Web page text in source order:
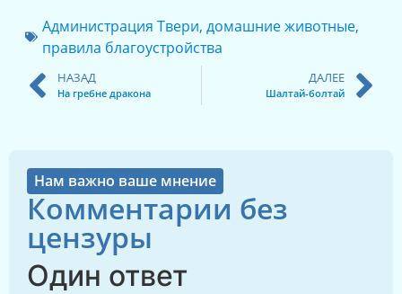
Администрация Твери, домашние животные,
правила благоустройства
НАЗАД
На гребне дракона
ДАЛЕЕ
Шалтай-болтай
Нам важно ваше мнение
Комментарии без
цензуры
Один ответ